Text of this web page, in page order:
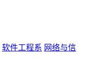
软件工程系 网络与信